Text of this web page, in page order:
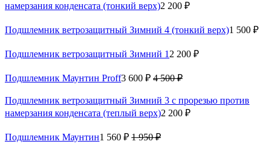
намерзания конденсата (тонкий верх)2 200 ₽
Подшлемник ветрозащитный Зимний 4 (тонкий верх)1 500 ₽
Подшлемник ветрозащитный Зимний 1 2 200 ₽
Подшлемник Маунтин Proff3 600 ₽ 4 500 ₽
Подшлемник ветрозащитный Зимний 3 с прорезью против
намерзания конденсата (теплый верх)2 200 ₽
Подшлемник Маунтин1 560 ₽ 1 950 ₽